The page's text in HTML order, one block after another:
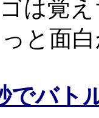
ゴは覚
と面
でバト